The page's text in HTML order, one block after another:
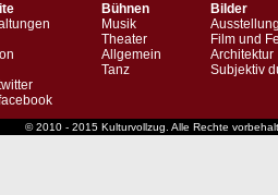
Bühnen
Musik
Theater
Allgemein
Tanz
Bilder
Film und
Architektur
Subjektiv
© 2010 - 2015 Kulturvollzug. Alle Rechte